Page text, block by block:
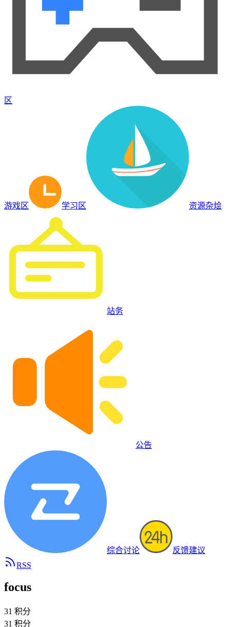
区
游戏区 学习区 资源杂烩
站务
公告
综合讨论
反馈建议
RSS
focus
31 积分
31 积分